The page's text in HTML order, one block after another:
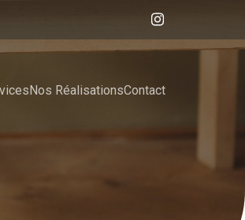
Nos RéalisationsContact